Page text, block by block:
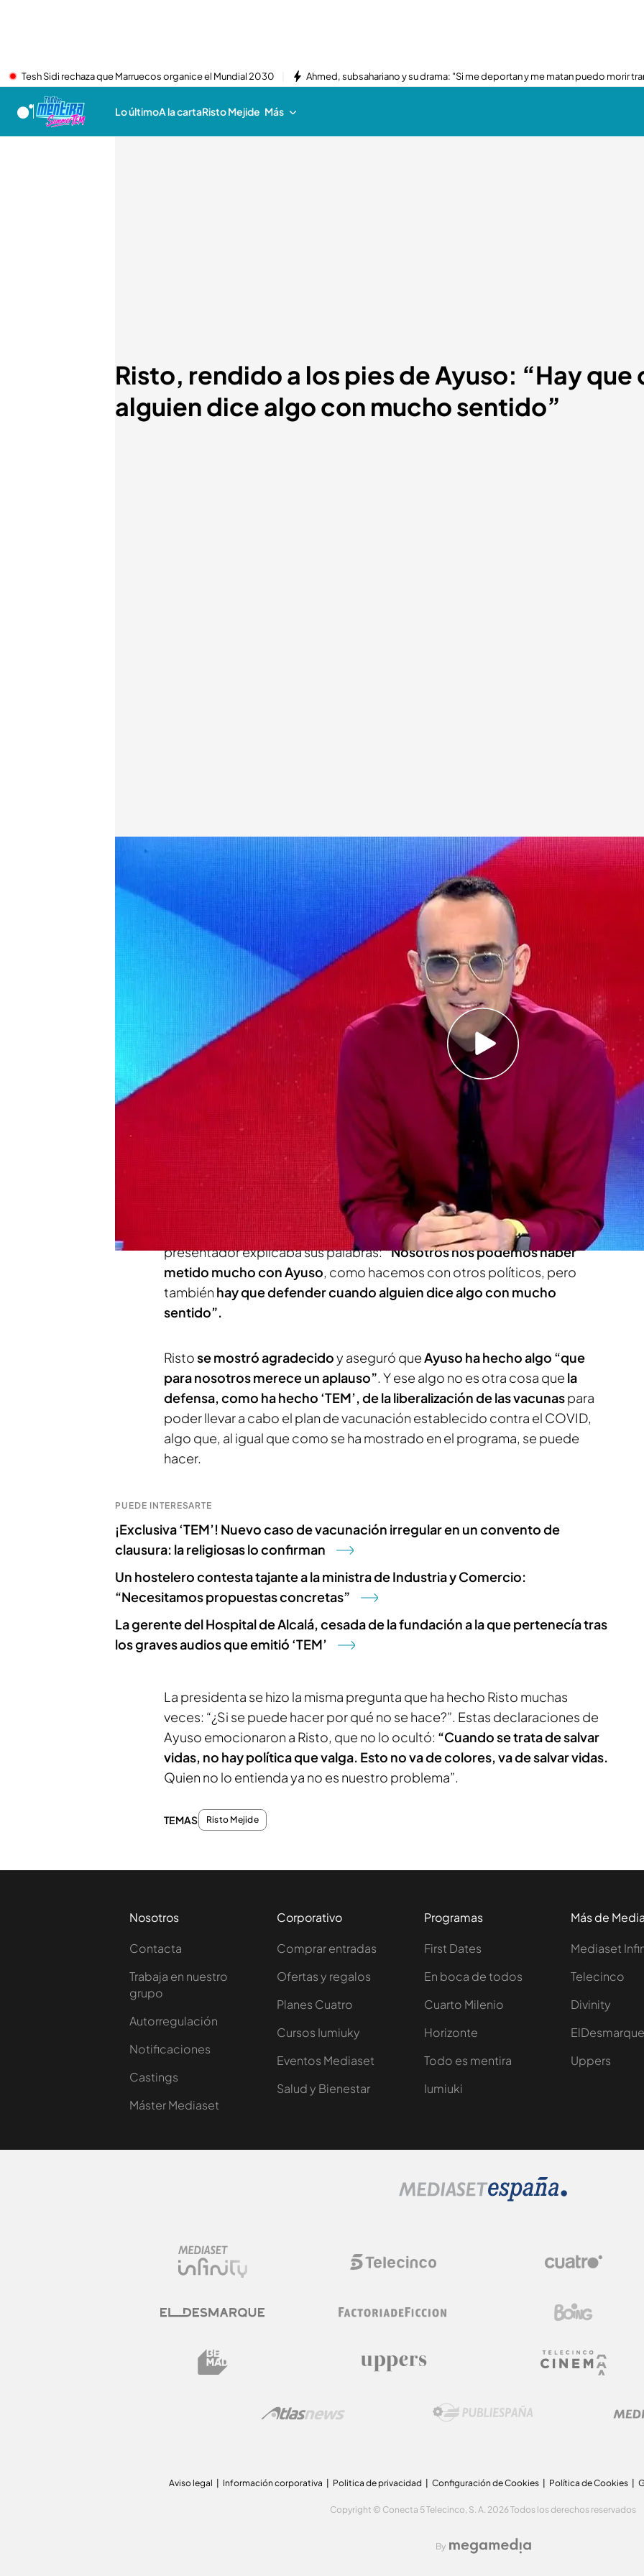
Tesh Sidi rechaza que Marruecos organice el Mundial 2030 Ahmed, subsahariano y su drama: "Si me deportan y me matan puedo morir
Lo últimoA la cartaRisto Mejide Más
Risto, rendido a los pies de Ayuso: “Hay
alguien dice algo con mucho sentido”
Risto Mejide, en 'Todo es mentira'
Todo es mentira
La presidenta de la Comunidad de Madrid ha defendido la
nacionalización y liberalización de las vacunas, como lleva semanas
defendiendo ‘TEM’
Risto Mejide, sobre las declaraciones de Ayuso: “Para nosotros
merece un aplauso”
El presentador de ‘Todo es mentira’ ha mostrado su emoción por las
palabras de Ayuso: "Cuando se trata de salvar vidas, no hay política
Risto Mejidecomenzaba‘Todo es mentira’asegurando que en los últimos
días había pasado algo que “a nosotros nos ha hecho parar máquinas”. El
presentador explicaba sus palabras:“Nosotros nos podemos haber
metido mucho con Ayuso, como hacemos con otros políticos, pero
también hay que defender cuando alguien dice algo con mucho
sentido”.
Ristose mostró agradecidoy aseguró queAyuso ha hecho algo “que
para nosotros merece un aplauso”. Y ese algo no es otra cosa que la
defensa, como ha hecho ‘TEM’, de la liberalización de las vacunaspara
poder llevar a cabo el plan de vacunación establecido contra el COVID,
algo que, al igual que como se ha mostrado en el programa, se puede
hacer.
PUEDE INTERESARTE
¡Exclusiva ‘TEM’! Nuevo caso de vacunación irregular en un convento de
clausura: la religiosas lo confirman
Un hostelero contesta tajante a la ministra de Industria y Comercio:
“Necesitamos propuestas concretas”
La gerente del Hospital de Alcalá, cesada de la fundación a la que pertenecía tras
los graves audios que emitió ‘TEM’
La presidenta se hizo la misma pregunta que ha hecho Risto muchas
veces: “¿Si se puede hacer por qué no se hace?”. Estas declaraciones de
Ayuso emocionaron a Risto, que no lo ocultó: “Cuando se trata de salvar
vidas, no hay política que valga. Esto no va de colores, va de salvar vidas.
Quien no lo entienda ya no es nuestro problema”.
TEMAS Risto Mejide
Nosotros
Contacta
Trabaja en nuestro
grupo
Autorregulación
Notificaciones
Castings
Máster Mediaset
Corporativo
Comprar entradas
Ofertas y regalos
Planes Cuatro
Cursos Iumiuky
Eventos Mediaset
Salud y Bienestar
Programas
First Dates
En boca de todos
Cuarto Milenio
Horizonte
Todo es mentira
Iumiuki
Más de
Mediaset
Telecinco
Divinity
ElDesmarque
Uppers
Aviso legal Información corporativa Politica de privacidad Configuración de Cookies Política de Cookies
Copyright © Conecta 5 Telecinco, S. A. 2026 Todos los derechos reservados
By